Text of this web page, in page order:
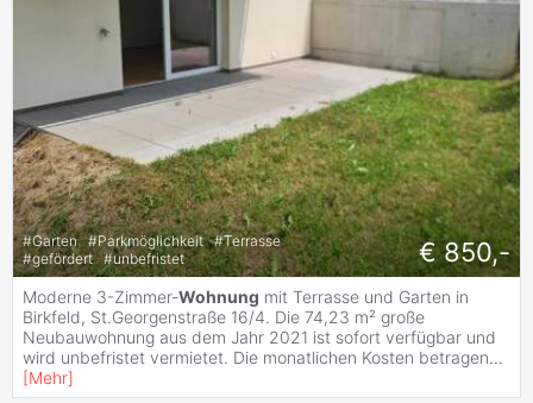
#Garten #Parkmöglichkeit #Terrasse
#gefördert #unbefristet € 850,-
Moderne 3-Zimmer-Wohnung mit Terrasse und Garten in
Birkfeld, St.Georgenstraße 16/4. Die 74,23 m² große
Neubauwohnung aus dem Jahr 2021 ist sofort verfügbar und
wird unbefristet vermietet. Die monatlichen Kosten betragen...
[Mehr]